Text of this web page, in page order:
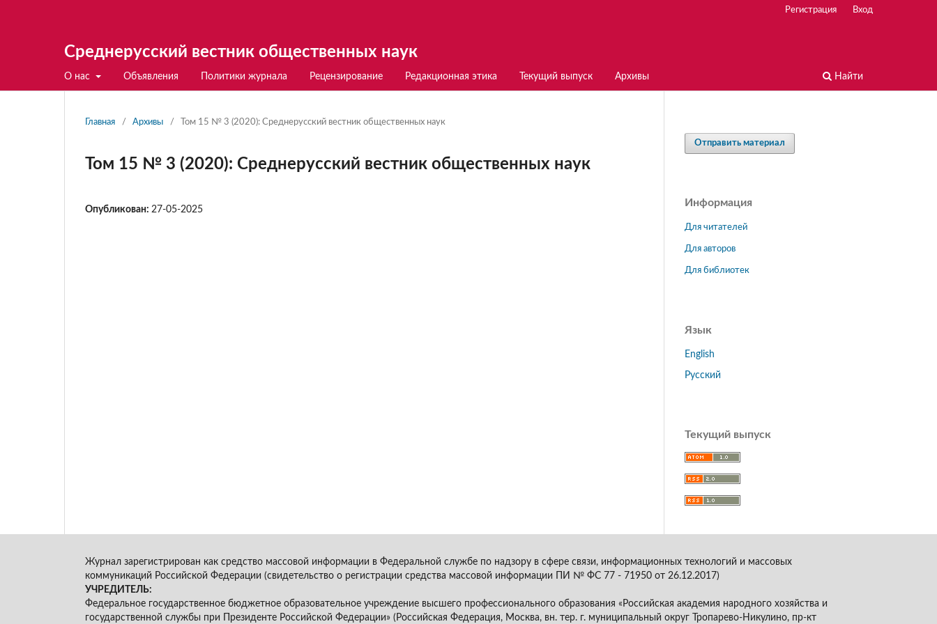
Среднерусский вестник общественных наук
О нас Объявления Политики журнала Рецензирование Редакционная этика Текущий выпуск Архивы Найти
Регистрация Вход
Главная / Архивы / Том 15 № 3 (2020): Среднерусский вестник общественных наук
Том 15 № 3 (2020): Среднерусский вестник общественных наук
Опубликован: 27-05-2025
Отправить материал
Информация
Для читателей
Для авторов
Для библиотек
Язык
English
Русский
Текущий выпуск
Журнал зарегистрирован как средство массовой информации в Федеральной службе по надзору в сфере связи, информационных технологий и массовых
коммуникаций Российской Федерации (свидетельство о регистрации средства массовой информации ПИ № ФС 77 - 71950 от 26.12.2017)
УЧРЕДИТЕЛЬ:
Федеральное государственное бюджетное образовательное учреждение высшего профессионального образования «Российская академия народного хозяйства и
государственной службы при Президенте Российской Федерации» (Российская Федерация, Москва, вн. тер. г. муниципальный округ Тропарево-Никулино, пр-кт